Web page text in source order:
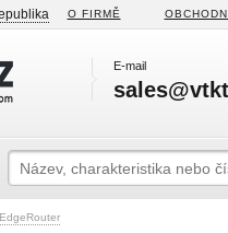
O FIRMĚ
E-mail